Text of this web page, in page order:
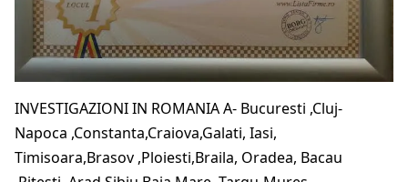
INVESTIGAZIONI IN ROMANIA A- Bucuresti ,Cluj-
Napoca ,Constanta,Craiova,Galati, Iasi,
Timisoara,Brasov ,Ploiesti,Braila, Oradea, Bacau